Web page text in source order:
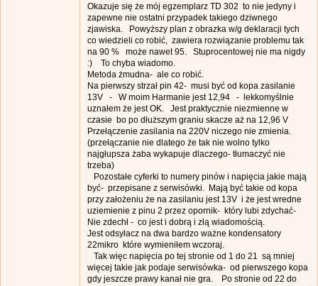
Okazuje się że mój egzemplarz TD 302 to nie jedyny i
zapewne nie ostatni przypadek takiego dziwnego
zjawiska. Powyższy plan z obrazka w/g deklaracji tych
co wiedzieli co robić, zawiera rozwiązanie problemu tak
na 90 % może nawet 95. Stuprocentowej nie ma nigdy
:) To chyba wiadomo.
Metoda żmudna- ale co robić.
Na pierwszy strzał pin 42- musi być od kopa zasilanie
13V - W moim Harmanie jest 12,94 - lekkomyślnie
uznałem że jest OK. Jest praktycznie niezmienne w
czasie bo po dłuższym graniu skacze aż na 12,96 V
Przełączenie zasilania na 220V niczego nie zmienia.
(przełączanie nie dlatego że tak nie wolno tylko
najgłupsza żaba wykapuje dlaczego- tłumaczyć nie
trzeba)
Pozostałe cyferki to numery pinów i napięcia jakie mają
być- przepisane z serwisówki. Mają być takie od kopa
przy założeniu że na zasilaniu jest 13V i że jest wredne
uziemienie z pinu 2 przez opornik- który lubi zdychać-
Nie zdechł - co jest i dobrą i złą wiadomością.
Jest odsyłacz na dwa bardzo ważne kondensatory
22mikro które wymieniłem wczoraj.
Tak więc napięcia po tej stronie od 1 do 21 są mniej
więcej takie jak podaje serwisówka- od pierwszego kopa
gdy jeszcze prawy kanał nie gra. Po stronie od 22 do